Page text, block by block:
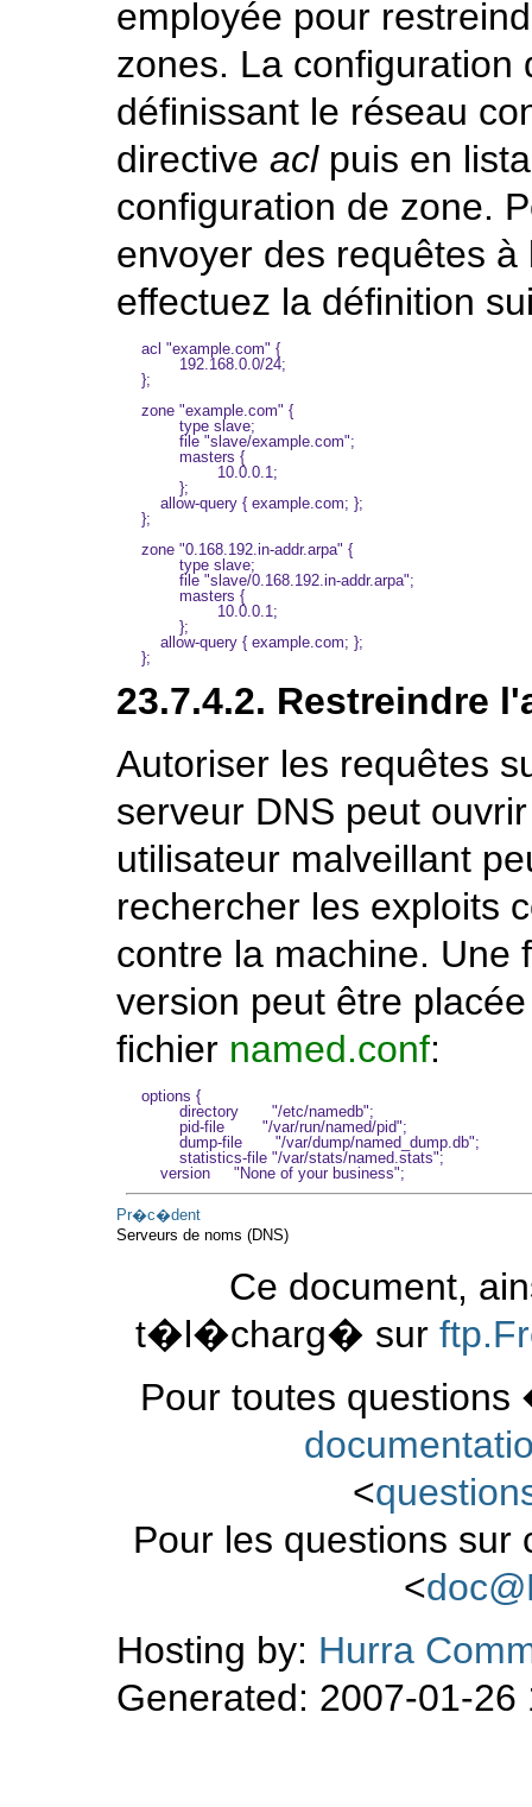
employée pour
zones. La configuration
définissant le réseau
directive aclpuis en
configuration de zone.
envoyer des requêtes
effectuez la définition
acl "example.com" {
        192.168.0.0/24;
};
zone "example.com" {
        type slave;
        file "slave/example.com";
        masters {
                10.0.0.1;
        };
    allow-query { example.com; };
};
zone "0.168.192.in-addr.arpa" {
        type slave;
        file "slave/0.168.192.in-addr.arpa";
        masters {
                10.0.0.1;
        };
    allow-query { example.com; };
23.7.4.2. Restreindre
Autoriser les requêtes
serveur DNS peut
utilisateur malveillant
rechercher les exploits
contre la machine. Une
version peut être
fichier named.conf:
options {
        directory       "/etc/namedb";
        pid-file        "/var/run/named/pid";
        dump-file       "/var/dump/named_dump.db";
        statistics-file "/var/stats/named.stats";
Pr�c�dent
Serveurs de noms (DNS)
Ce document,
t�l�charg� sur
Pour toutes
<
Pour les questions sur
<
Hosting by: Hurra
Generated: 2007-01-26